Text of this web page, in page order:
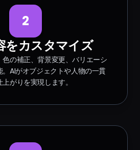
2
をカスタマイズ
の補正、背景変更、バリエーシ
。AIがオブジェクトや人物の一貫
がりを実現します。